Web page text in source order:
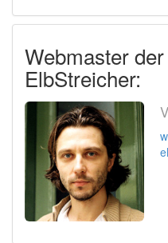
Webmaster
ElbStreicher: